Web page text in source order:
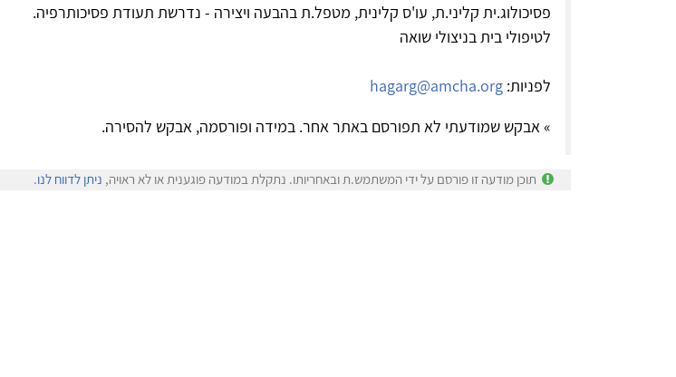
פסיכולוג.ית קליני.ת, עו'ס קלינית, מטפל.ת בהבעה ויצירה - נדרשת תעודת פסיכותרפיה.
לטיפולי בית בניצולי שואה
לפניות: hagarg@amcha.org
» אבקש שמודעתי לא תפורסם באתר אחר. במידה ופורסמה, אבקש להסירה.
תוכן מודעה זו פורסם על ידי המשתמש.ת ובאחריותו. נתקלת במודעה פוגענית או לא ראויה, ניתן לדווח לנו.